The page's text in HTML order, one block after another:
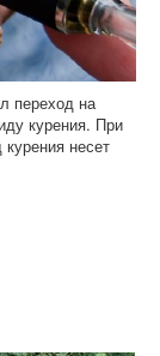
переход на
курения. При
несет